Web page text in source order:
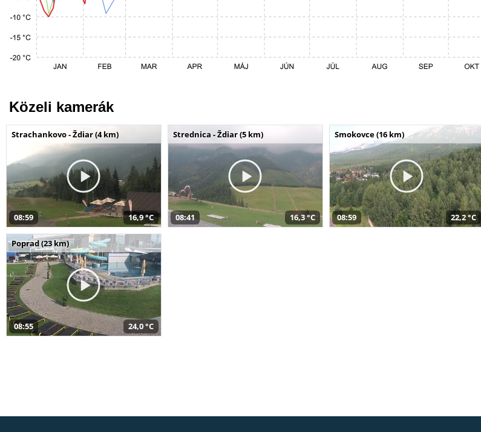
Közeli kamerák
Strachankovo - Ždiar (4 km)
08:59 16,9 °C
Strednica - Ždiar (5 km)
08:41 16,3 °C
Smokovce (16 km)
08:59 22,2 °C
Poprad (23 km)
08:55 24,0 °C